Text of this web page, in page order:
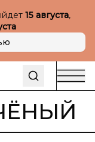
15 августа,